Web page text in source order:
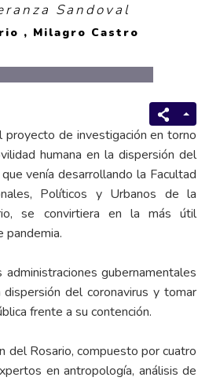
Sandoval
, Milagro Castro
proyecto de investigación en torno
humana en la dispersión del
venía desarrollando la Facultad
Políticos y Urbanos de la
se convirtiera en la más útil
pandemia.
gubernamentales
del coronavirus y tomar
frente a su contención.
del Rosario, compuesto por cuatro
en antropología, análisis de